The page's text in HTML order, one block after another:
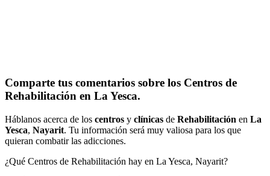
Comparte tus comentarios sobre los Centros de
Rehabilitación en La Yesca.
Háblanos acerca de los centros y clínicas de Rehabilitación en La
Yesca, Nayarit. Tu información será muy valiosa para los que
quieran combatir las adicciones.
¿Qué Centros de Rehabilitación hay en La Yesca, Nayarit?